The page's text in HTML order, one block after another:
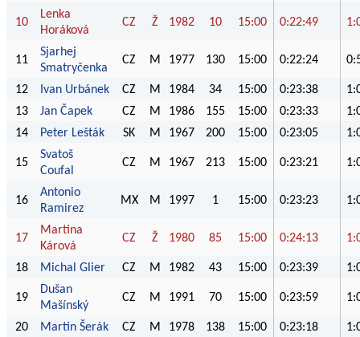
10
Lenka
Horáková
CZ Ž 1982 10 15:00 0:22:49
11
Sjarhej
Smatryčenka
CZ M 1977 130 15:00 0:22:24
12 Ivan Urbánek CZ M 1984 34 15:00 0:23:38
13
Jan Čapek CZ M 1986 155 15:00 0:23:33
14
Peter Lešták SK M 1967 200 15:00 0:23:05
15
Svatoš
Coufal
CZ M 1967 213 15:00 0:23:21
16
Antonio
Ramirez
MX M 1997 1 15:00 0:23:23
17
Martina
Kárová
CZ Ž 1980 85 15:00 0:24:13
18 Michal Glier CZ M 1982 43 15:00 0:23:39
19
Dušan
Mašínský
CZ M 1991 70 15:00 0:23:59
20 Martin Šerák CZ M 1978 138 15:00 0:23:18